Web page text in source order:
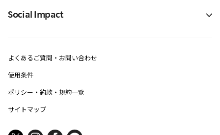
Social Impact
よくあるご質問・お問い合わせ
使用条件
ポリシー・約款・規約一覧
サイトマップ